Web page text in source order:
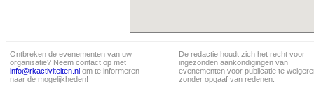
Ontbreken de evenementen van uw
organisatie? Neem contact op met
info@rkactiviteiten.nl om te informeren
naar de mogelijkheden!
De redactie houdt zich het recht voor
ingezonden aankondigingen van
evenementen voor publicatie te
zonder opgaaf van redenen.